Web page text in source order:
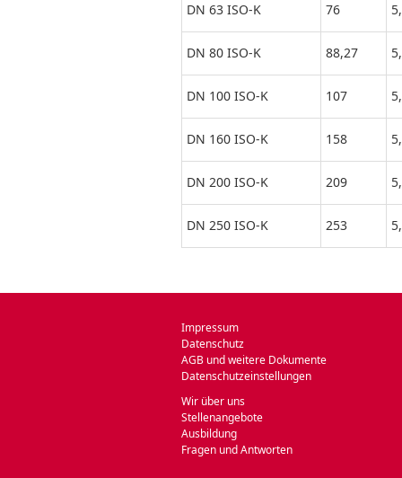
DN 63 ISO-K 76
DN 80 ISO-K 88,27
DN 100 ISO-K 107
DN 160 ISO-K 158
DN 200 ISO-K 209
DN 250 ISO-K 253
Impressum
Datenschutz
AGB und weitere Dokumente
Datenschutzeinstellungen
Wir über uns
Stellenangebote
Ausbildung
Fragen und Antworten